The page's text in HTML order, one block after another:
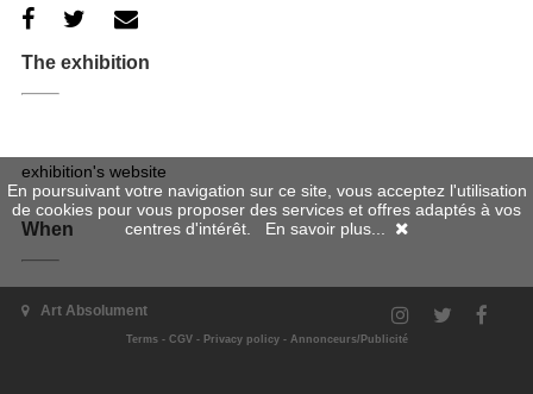
The exhibition
exhibition's website
When
08/12/2012 - 28/04/2013
Art Absolument
Terms- CGV- Privacy policy- Annonceurs/Publicité
En poursuivant votre navigation sur ce site, vous acceptez l'utilisation
de cookies pour vous proposer des services et offres adaptés à vos
centres d'intérêt. En savoir plus...